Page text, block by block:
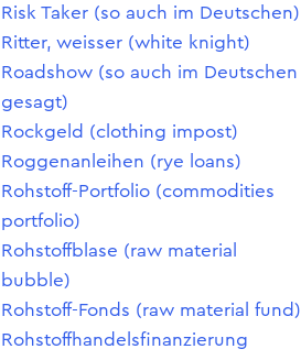
Risk Taker (so auch im Deutschen)
Ritter, weisser (white knight)
Roadshow (so auch im Deutschen
gesagt)
Rockgeld (clothing impost)
Roggenanleihen (rye loans)
Rohstoff-Portfolio (commodities
portfolio)
Rohstoffblase (raw material
bubble)
Rohstoff-Fonds (raw material fund)
Rohstoffhandelsfinanzierung